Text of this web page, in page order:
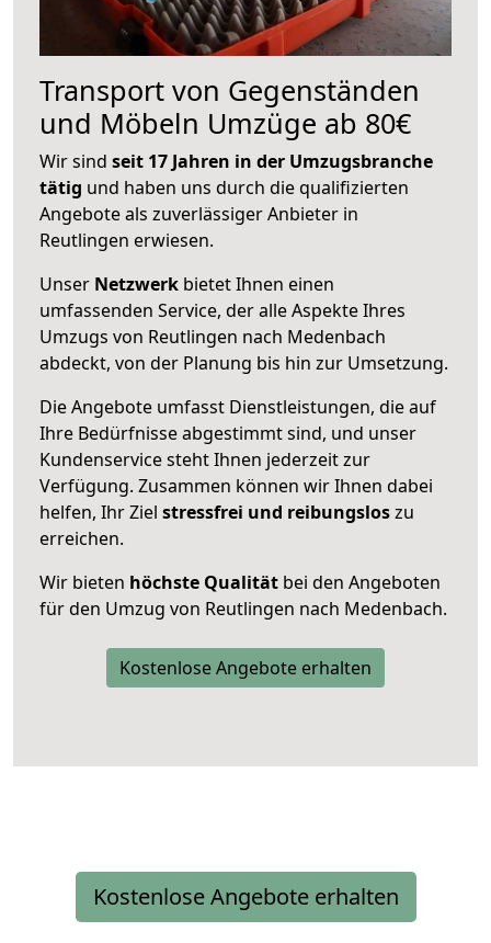
Transport von Gegenständen
und Möbeln Umzüge ab 80€
Wir sind seit 17 Jahren in der Umzugsbranche
tätig und haben uns durch die qualifizierten
Angebote als zuverlässiger Anbieter in
Reutlingen erwiesen.
Unser Netzwerk bietet Ihnen einen
umfassenden Service, der alle Aspekte Ihres
Umzugs von Reutlingen nach Medenbach
abdeckt, von der Planung bis hin zur Umsetzung.
Die Angebote umfasst Dienstleistungen, die auf
Ihre Bedürfnisse abgestimmt sind, und unser
Kundenservice steht Ihnen jederzeit zur
Verfügung. Zusammen können wir Ihnen dabei
helfen, Ihr Ziel stressfrei und reibungsloszu
erreichen.
Wir bieten höchste Qualität bei den Angeboten
für den Umzug von Reutlingen nach Medenbach.
Kostenlose Angebote erhalten
Kostenlose Angebote erhalten